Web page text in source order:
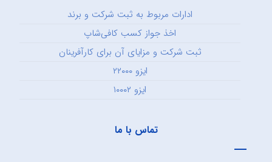
ادارات مربوط به ثبت شرکت و برند
اخذ جواز کسب کافی‌شاپ
ثبت شرکت و مزایای آن برای کارآفرینان
ایزو ۲۲۰۰۰
ایزو ۱۰۰۰۲
تماس با ما